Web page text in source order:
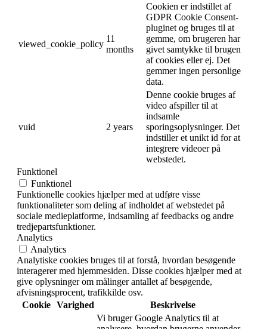
viewed_cookie_policy
11
months
Cookien er indstillet af
GDPR Cookie Consent-
pluginet og bruges til at
gemme, om brugeren har
givet samtykke til brugen
af cookies eller ej. Det
gemmer ingen personlige
data.
vuid 2 years
Denne cookie bruges af
video afspiller til at
indsamle
sporingsoplysninger. Det
indstiller et unikt id for at
integrere videoer på
webstedet.
Funktionel
Funktionel
Funktionelle cookies hjælper med at udføre visse
funktionaliteter som deling af indholdet af webstedet på
sociale medieplatforme, indsamling af feedbacks og andre
tredjepartsfunktioner.
Analytics
Analytics
Analytiske cookies bruges til at forstå, hvordan besøgende
interagerer med hjemmesiden. Disse cookies hjælper med at
give oplysninger om målinger antallet af besøgende,
afvisningsprocent, trafikkilde osv.
Cookie Varighed
Beskrivelse
Vi bruger Google Analytics til at